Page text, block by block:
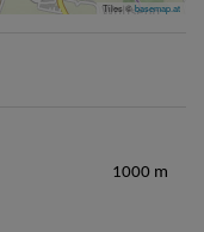
Tiles ©basemap.at
1000 m